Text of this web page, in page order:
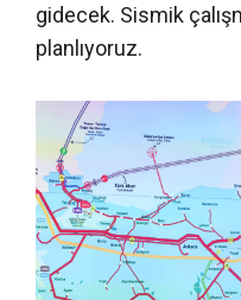
gidecek. Sismik
planlıyoruz.